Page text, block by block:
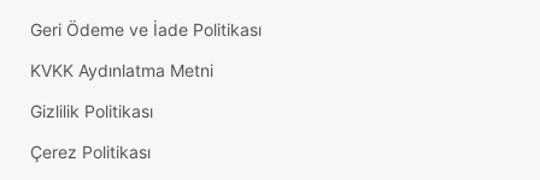
Geri Ödeme ve İade Politikası
KVKK Aydınlatma Metni
Gizlilik Politikası
Çerez Politikası